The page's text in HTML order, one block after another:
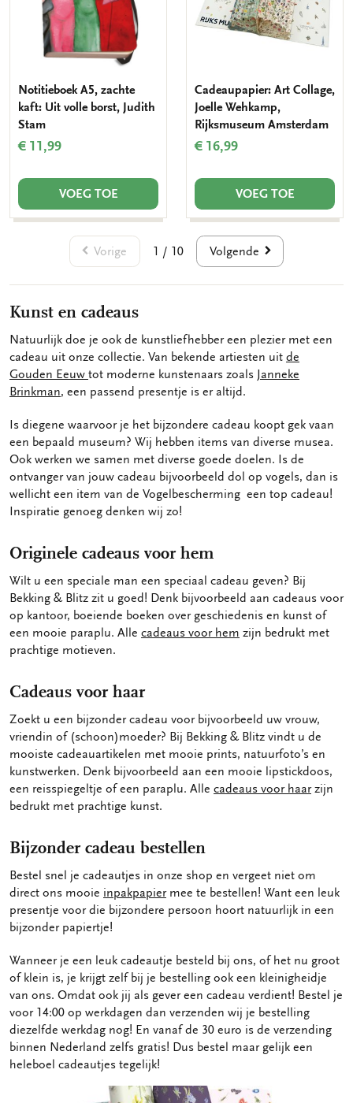
Notitieboek A5, zachte
kaft: Uit volle borst, Judith
Stam
€ 11,99
VOEG TOE
Cadeaupapier: Art Collage,
Joelle Wehkamp,
Rijksmuseum Amsterdam
€ 16,99
VOEG TOE
Vorige 1 / 10 Volgende
Kunst en cadeaus
Natuurlijk doe je ook de kunstliefhebber een plezier met een
cadeau uit onze collectie. Van bekende artiesten uit de
Gouden Eeuw tot moderne kunstenaars zoals Janneke
Brinkman, een passend presentje is er altijd.
Is diegene waarvoor je het bijzondere cadeau koopt gek vaan
een bepaald museum? Wij hebben items van diverse musea.
Ook werken we samen met diverse goede doelen. Is de
ontvanger van jouw cadeau bijvoorbeeld dol op vogels, dan is
wellicht een item van de Vogelbescherming een top cadeau!
Inspiratie genoeg denken wij zo!
Originele cadeaus voor hem
Wilt u een speciale man een speciaal cadeau geven? Bij
Bekking & Blitz zit u goed! Denk bijvoorbeeld aan cadeaus voor
op kantoor, boeiende boeken over geschiedenis en kunst of
een mooie paraplu. Alle cadeaus voor hem zijn bedrukt met
prachtige motieven.
Cadeaus voor haar
Zoekt u een bijzonder cadeau voor bijvoorbeeld uw vrouw,
vriendin of (schoon)moeder? Bij Bekking & Blitz vindt u de
mooiste cadeauartikelen met mooie prints, natuurfoto’s en
kunstwerken. Denk bijvoorbeeld aan een mooie lipstickdoos,
een reisspiegeltje of een paraplu. Alle cadeaus voor haarzijn
bedrukt met prachtige kunst.
Bijzonder cadeau bestellen
Bestel snel je cadeautjes in onze shop en vergeet niet om
direct ons mooie inpakpapiermee te bestellen! Want een leuk
presentje voor die bijzondere persoon hoort natuurlijk in een
bijzonder papiertje!
Wanneer je een leuk cadeautje besteld bij ons, of het nu groot
of klein is, je krijgt zelf bij je bestelling ook een kleinigheidje
van ons. Omdat ook jij als gever een cadeau verdient! Bestel je
voor 14:00 op werkdagen dan verzenden wij je bestelling
diezelfde werkdag nog! En vanaf de 30 euro is de verzending
binnen Nederland zelfs gratis! Dus bestel maar gelijk een
heleboel cadeautjes tegelijk!